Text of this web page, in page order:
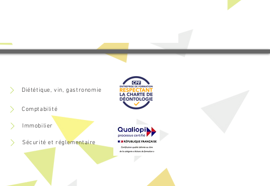
Diététique, vin, gastronomie
Comptabilité
Immobilier
Sécurité et réglementaire